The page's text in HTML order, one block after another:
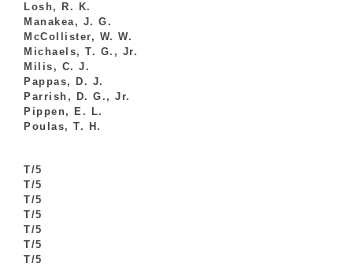
Losh, R. K.
Manakea, J. G.
McCollister, W. W.
Michaels, T. G., Jr.
Milis, C. J.
Pappas, D. J.
Parrish, D. G., Jr.
Pippen, E. L.
Poulas, T. H.
T/5
T/5
T/5
T/5
T/5
T/5
T/5